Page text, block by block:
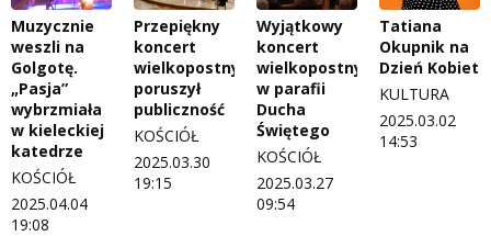
Muzycznie
weszli na
Golgotę.
„Pasja”
wybrzmiała
w kieleckiej
katedrze
KOŚCIÓŁ
2025.04.04
19:08
Przepiękny
koncert
wielkopostny
poruszył
publiczność
KOŚCIÓŁ
2025.03.30
19:15
Wyjątkowy
koncert
wielkopostny
w parafii
Ducha
Świętego
KOŚCIÓŁ
2025.03.27
09:54
Tatiana
Okupnik na
Dzień Kobiet
KULTURA
2025.03.02
14:53